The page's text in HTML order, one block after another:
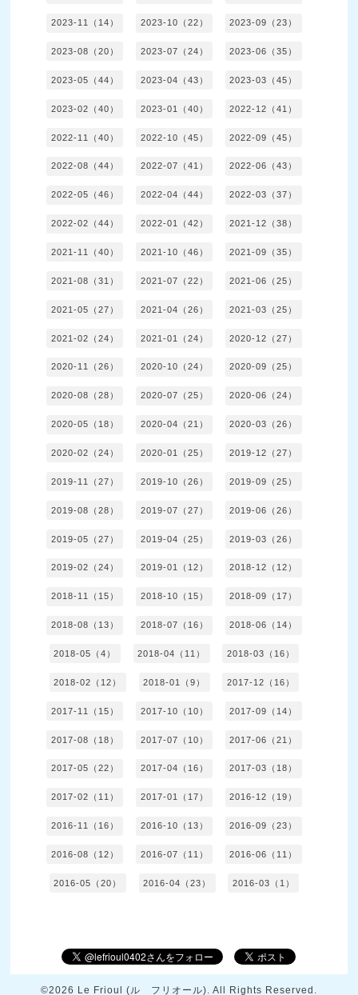
2023-11（14） 2023-10（22） 2023-09（23）
2023-08（20） 2023-07（24） 2023-06（35）
2023-05（44） 2023-04（43） 2023-03（45）
2023-02（40） 2023-01（40） 2022-12（41）
2022-11（40） 2022-10（45） 2022-09（45）
2022-08（44） 2022-07（41） 2022-06（43）
2022-05（46） 2022-04（44） 2022-03（37）
2022-02（44） 2022-01（42） 2021-12（38）
2021-11（40） 2021-10（46） 2021-09（35）
2021-08（31） 2021-07（22） 2021-06（25）
2021-05（27） 2021-04（26） 2021-03（25）
2021-02（24） 2021-01（24） 2020-12（27）
2020-11（26） 2020-10（24） 2020-09（25）
2020-08（28） 2020-07（25） 2020-06（24）
2020-05（18） 2020-04（21） 2020-03（26）
2020-02（24） 2020-01（25） 2019-12（27）
2019-11（27） 2019-10（26） 2019-09（25）
2019-08（28） 2019-07（27） 2019-06（26）
2019-05（27） 2019-04（25） 2019-03（26）
2019-02（24） 2019-01（12） 2018-12（12）
2018-11（15） 2018-10（15） 2018-09（17）
2018-08（13） 2018-07（16） 2018-06（14）
2018-05（4） 2018-04（11） 2018-03（16）
2018-02（12） 2018-01（9） 2017-12（16）
2017-11（15） 2017-10（10） 2017-09（14）
2017-08（18） 2017-07（10） 2017-06（21）
2017-05（22） 2017-04（16） 2017-03（18）
2017-02（11） 2017-01（17） 2016-12（19）
2016-11（16） 2016-10（13） 2016-09（23）
2016-08（12） 2016-07（11） 2016-06（11）
2016-05（20） 2016-04（23） 2016-03（1）
©2026 Le Frioul (ル フリオール). All Rights Reserved.